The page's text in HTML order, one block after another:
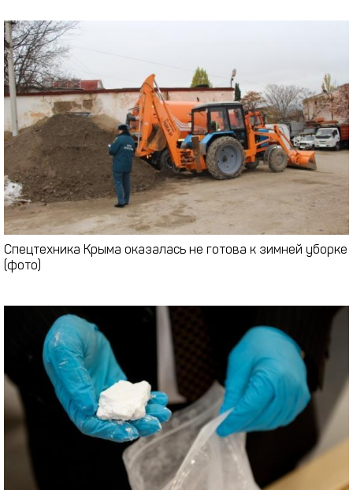
Спецтехника Крыма оказалась не готова к зимней уборке
(фото)